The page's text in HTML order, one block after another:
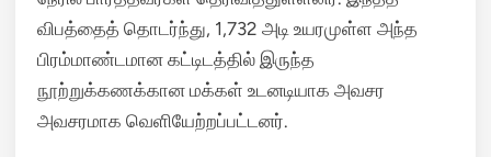
விபத்தைத் தொடர்ந்து, 1,732 அடி உயரமுள்ள அந்த
பிரம்மாண்டமான கட்டிடத்தில் இருந்த
நூற்றுக்கணக்கான மக்கள் உடனடியாக அவசர
அவசரமாக வெளியேற்றப்பட்டனர்.